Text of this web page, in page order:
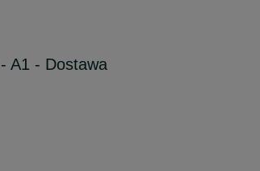
A1 - Dostawa